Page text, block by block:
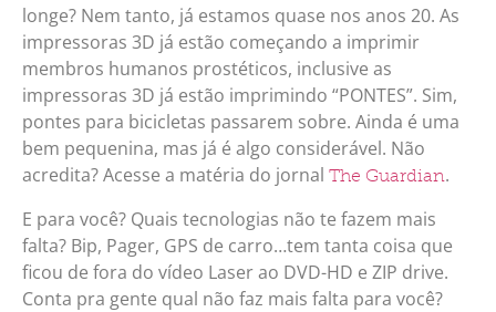
longe? Nem tanto, já estamos quase nos anos 20. As
impressoras 3D já estão começando a imprimir
membros humanos prostéticos, inclusive as
impressoras 3D já estão imprimindo “PONTES”. Sim,
pontes para bicicletas passarem sobre. Ainda é uma
bem pequenina, mas já é algo considerável. Não
acredita? Acesse a matéria do jornal The Guardian.
E para você? Quais tecnologias não te fazem mais
falta? Bip, Pager, GPS de carro…tem tanta coisa que
ficou de fora do vídeo Laser ao DVD-HD e ZIP drive.
Conta pra gente qual não faz mais falta para você?